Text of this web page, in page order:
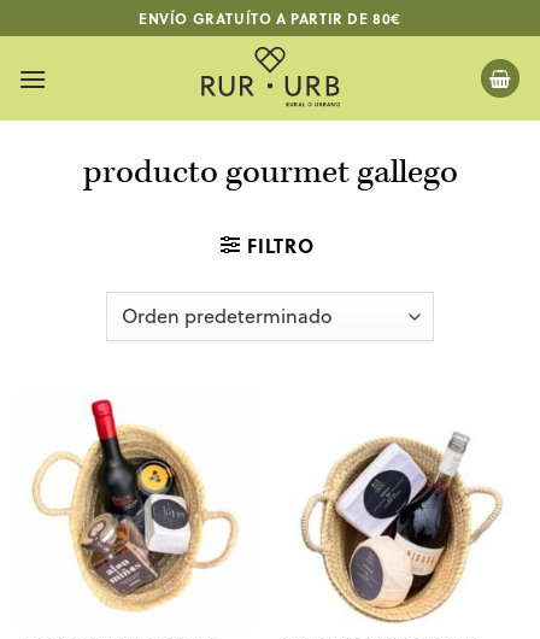
al
contenido
ENVÍO GRATUÍTO A PARTIR DE 80€
producto gourmet gallego
FILTRO